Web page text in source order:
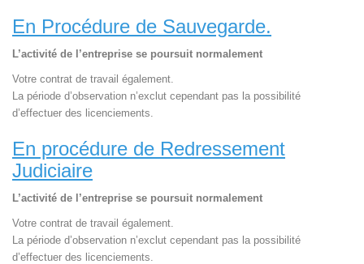
En Procédure de Sauvegarde.
L’activité de l’entreprise se poursuit normalement
Votre contrat de travail également.
La période d’observation n’exclut cependant pas la possibilité
d’effectuer des licenciements.
En procédure de Redressement
Judiciaire
L’activité de l’entreprise se poursuit normalement
Votre contrat de travail également.
La période d’observation n’exclut cependant pas la possibilité
d’effectuer des licenciements.